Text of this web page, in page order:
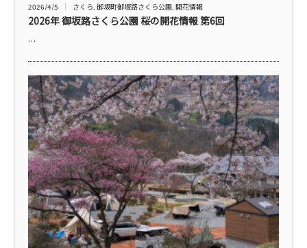
2026/4/5 さくら 御坂町御坂路さくら公園 開花情報
2026年 御坂路さくら公園 桜の開花情報 第6回
…